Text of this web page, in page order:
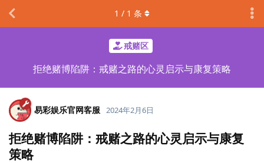
戒赌区
拒绝赌博陷阱：戒赌之路的心灵启示与康复策略
1 / 1 条
易彩娱乐官网客服 2024年2月6日
拒绝赌博陷阱：戒赌之路的心灵启示与康复
策略